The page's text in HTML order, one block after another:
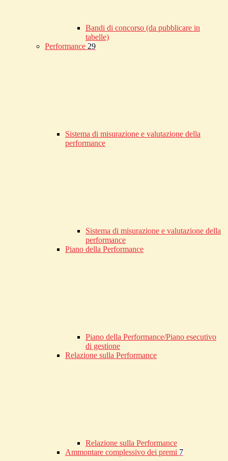
Bandi di concorso (da pubblicare in
tabelle)
Performance 29
Sistema di misurazione e valutazione della
performance
Sistema di misurazione e valutazione della
performance
Piano della Performance
Piano della Performance/Piano esecutivo
di gestione
Relazione sulla Performance
Relazione sulla Performance
Ammontare complessivo dei premi 7